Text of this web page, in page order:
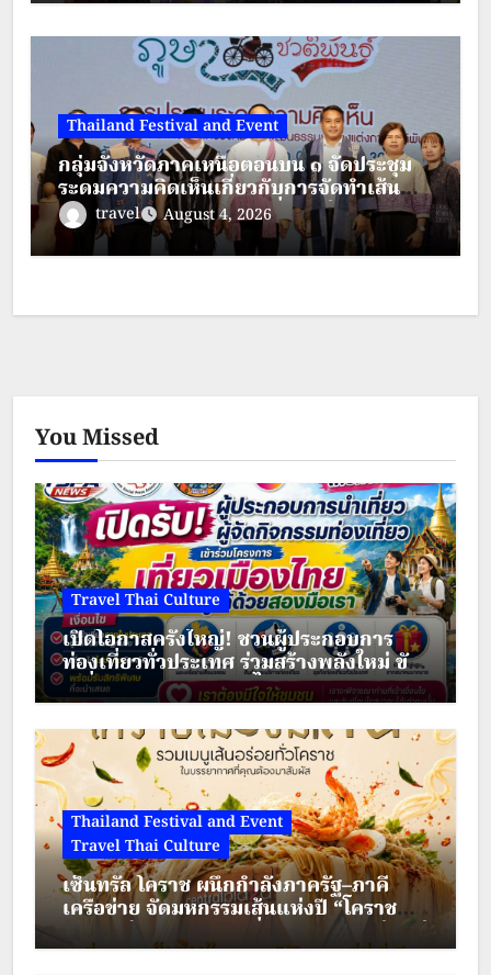
Thailand Festival and Event
กลุ่มจังหวัดภาคเหนือตอนบน ๑ จัดประชุม
ระดมความคิดเห็นเกี่ยวกับการจัดทำเส้น
ทางตามรอยวัฒนธรรมเครื่องแต่งกาย
ชาติพันธุ์ ภายใต้โครงการส่งเสริมการท่อง
เที่ยวชาติพันธุ์สีสันแห่งล้านนา
travel August 4, 2026
You Missed
Travel Thai Culture
เปิดโอกาสครั้งใหญ่! ชวนผู้ประกอบการ
ท่องเที่ยวทั่วประเทศ ร่วมสร้างพลังใหม่ ขับ
เคลื่อนเศรษฐกิจชุมชนไทย
Thailand Festival and Event
Travel Thai Culture
เซ็นทรัล โคราช ผนึกกำลังภาครัฐ–ภาคี
เครือข่าย จัดมหกรรมเส้นแห่งปี “โคราช
เมืองมีเส้น” ดัน “ผัดหมี่ดัง–ขนมจีนแซ่บ” สู่
Soft Power เมืองย่าโม